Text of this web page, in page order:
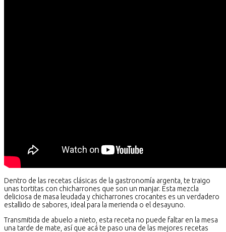
Dentro de las recetas clásicas de la gastronomía argenta, te traigo
unas tortitas con chicharrones que son un manjar. Esta mezcla
deliciosa de masa leudada y chicharrones crocantes es un verdadero
estallido de sabores, ideal para la merienda o el desayuno.
Transmitida de abuelo a nieto, esta receta no puede faltar en la mesa
una tarde de mate, así que acá te paso una de las mejores recetas